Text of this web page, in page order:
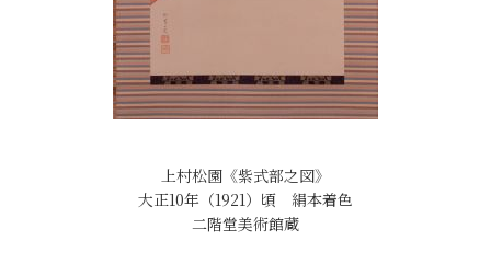
上村松園《紫式部之図》
大正10年（1921）頃 絹本着色
二階堂美術館蔵